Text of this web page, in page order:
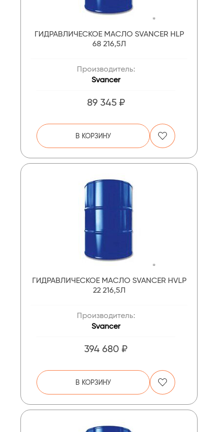
ГИДРАВЛИЧЕСКОЕ МАСЛО SVANCER HLP
68 216,5Л
Производитель:
Svancer
89 345 ₽
В КОРЗИНУ
ГИДРАВЛИЧЕСКОЕ МАСЛО SVANCER HVLP
22 216,5Л
Производитель:
Svancer
394 680 ₽
В КОРЗИНУ